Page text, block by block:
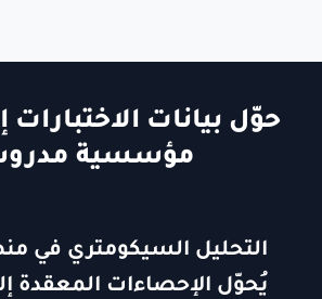
حوّل بيانات الاختبارات
مؤسسية
التحليل السيكومتري في
يُحوّل الإحصاءات المعقدة